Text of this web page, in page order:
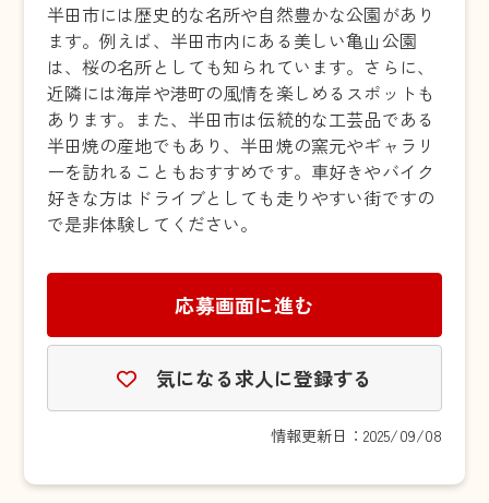
半田市には歴史的な名所や自然豊かな公園があり
ます。例えば、半田市内にある美しい亀山公園
は、桜の名所としても知られています。さらに、
近隣には海岸や港町の風情を楽しめるスポットも
あります。また、半田市は伝統的な工芸品である
半田焼の産地でもあり、半田焼の窯元やギャラリ
ーを訪れることもおすすめです。車好きやバイク
好きな方はドライブとしても走りやすい街ですの
で是非体験してください。
応募画面に進む
気になる求人に登録する
情報更新日：2025/09/08